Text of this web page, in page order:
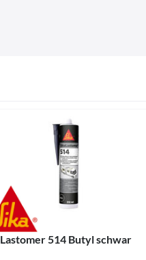
Lastomer 514 Butyl schwar